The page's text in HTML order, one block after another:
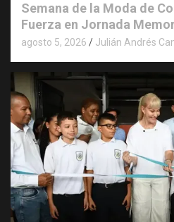
Semana de la Moda de
Fuerza en Jornada
agosto 5, 2026 Julián Andrés